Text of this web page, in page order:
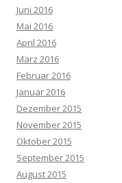
Juni 2016
Mai 2016
April 2016
März 2016
Februar 2016
Januar 2016
Dezember 2015
November 2015
Oktober 2015
September 2015
August 2015